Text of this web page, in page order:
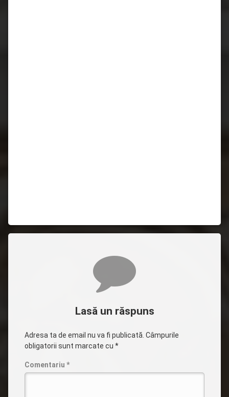
Lasă un răspuns
Adresa ta de email nu va fi publicată. Câmpurile
obligatorii sunt marcate cu *
Comentariu *